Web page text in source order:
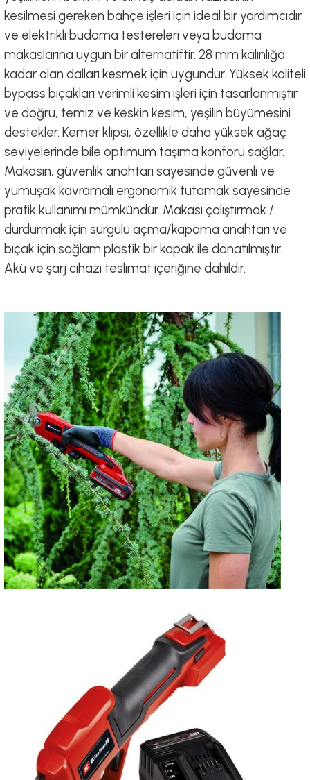
kesilmesi gereken bahçe işleri için ideal bir yardımcıdır
ve elektrikli budama testereleri veya budama
makaslarına uygun bir alternatiftir. 28 mm kalınlığa
kadar olan dalları kesmek için uygundur. Yüksek kaliteli
bypass bıçakları verimli kesim işleri için tasarlanmıştır
ve doğru, temiz ve keskin kesim, yeşilin büyümesini
destekler. Kemer klipsi, özellikle daha yüksek ağaç
seviyelerinde bile optimum taşıma konforu sağlar.
Makasın, güvenlik anahtarı sayesinde güvenli ve
yumuşak kavramalı ergonomik tutamak sayesinde
pratik kullanımı mümkündür. Makası çalıştırmak /
durdurmak için sürgülü açma/kapama anahtarı ve
bıçak için sağlam plastik bir kapak ile donatılmıştır.
Akü ve şarj cihazı teslimat içeriğine dahildir.